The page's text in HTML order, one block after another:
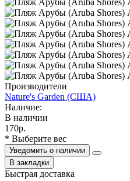
Производители
Nature's Garden (США)
Наличие:
В наличии
170р.
* Выберите вес
Уведомить о наличии
В закладки
Быстрая доставка